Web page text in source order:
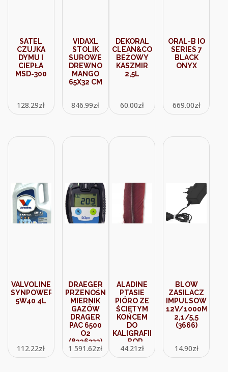
SATEL
CZUJKA
DYMU I
CIEPŁA
MSD-300
128.29zł
VIDAXL
STOLIK
SUROWE
DREWNO
MANGO
65X32 CM
846.99zł
DEKORAL
CLEAN&COLOR
BEŻOWY
KASZMIR
2,5L
60.00zł
ORAL-B IO
SERIES 7
BLACK
ONYX
669.00zł
VALVOLINE
SYNPOWER
5W40 4L
112.22zł
DRAEGER
PRZENOŚNY
MIERNIK
GAZÓW
DRAGER
PAC 6500
O2
(8326332)
1 591.62zł
ALADINE
PTASIE
PIÓRO ZE
ŚCIĘTYM
KOŃCEM
DO
KALIGRAFII
– BOR
44.21 zł
BLOW
ZASILACZ
IMPULSOWY
12V/1000MA
2,1/5,5
(3666)
14.90zł